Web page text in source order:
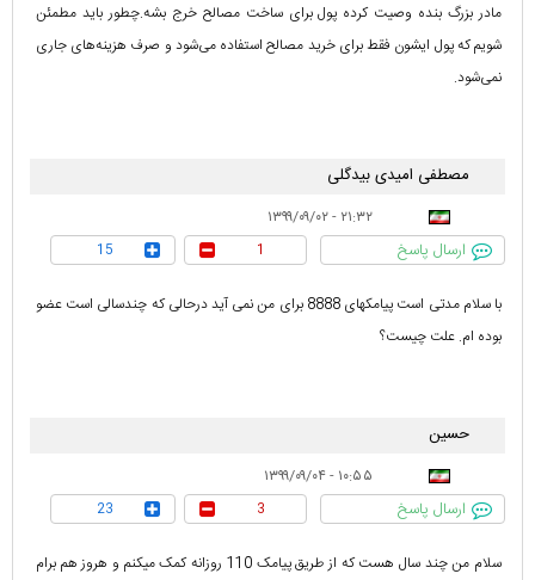
مادر بزرگ بنده وصیت کرده پول برای ساخت مصالح خرج بشه.چطور باید مطمئن
شویم که پول ایشون فقط برای خرید مصالح استفاده می‌شود و صرف هزینه‌های جاری
نمی‌شود.
مصطفی امیدی بیدگلی
۲۱:۳۲ - ۱۳۹۹/۰۹/۰۲
ارسال پاسخ 1
15
با سلام مدتی است پیامکهای 8888 برای من نمی آید درحالی که چندسالی است عضو
بوده ام. علت چیست؟
حسین
۱۰:۵۵ - ۱۳۹۹/۰۹/۰۴
ارسال پاسخ 3
23
سلام من چند سال هست که از طریق پیامک 110 روزانه کمک میکنم و هروز هم برام